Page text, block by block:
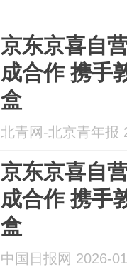
京东京喜自
成合作 携手
盒
北青网-北京青年报
京东京喜自
成合作 携手
盒
中国日报网 2026-